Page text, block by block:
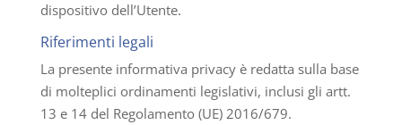
dispositivo dell’Utente.
Riferimenti legali
La presente informativa privacy è redatta sulla base
di molteplici ordinamenti legislativi, inclusi gli artt.
13 e 14 del Regolamento (UE) 2016/679.